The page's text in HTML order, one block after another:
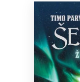
Naujienos
Bibliotekoms